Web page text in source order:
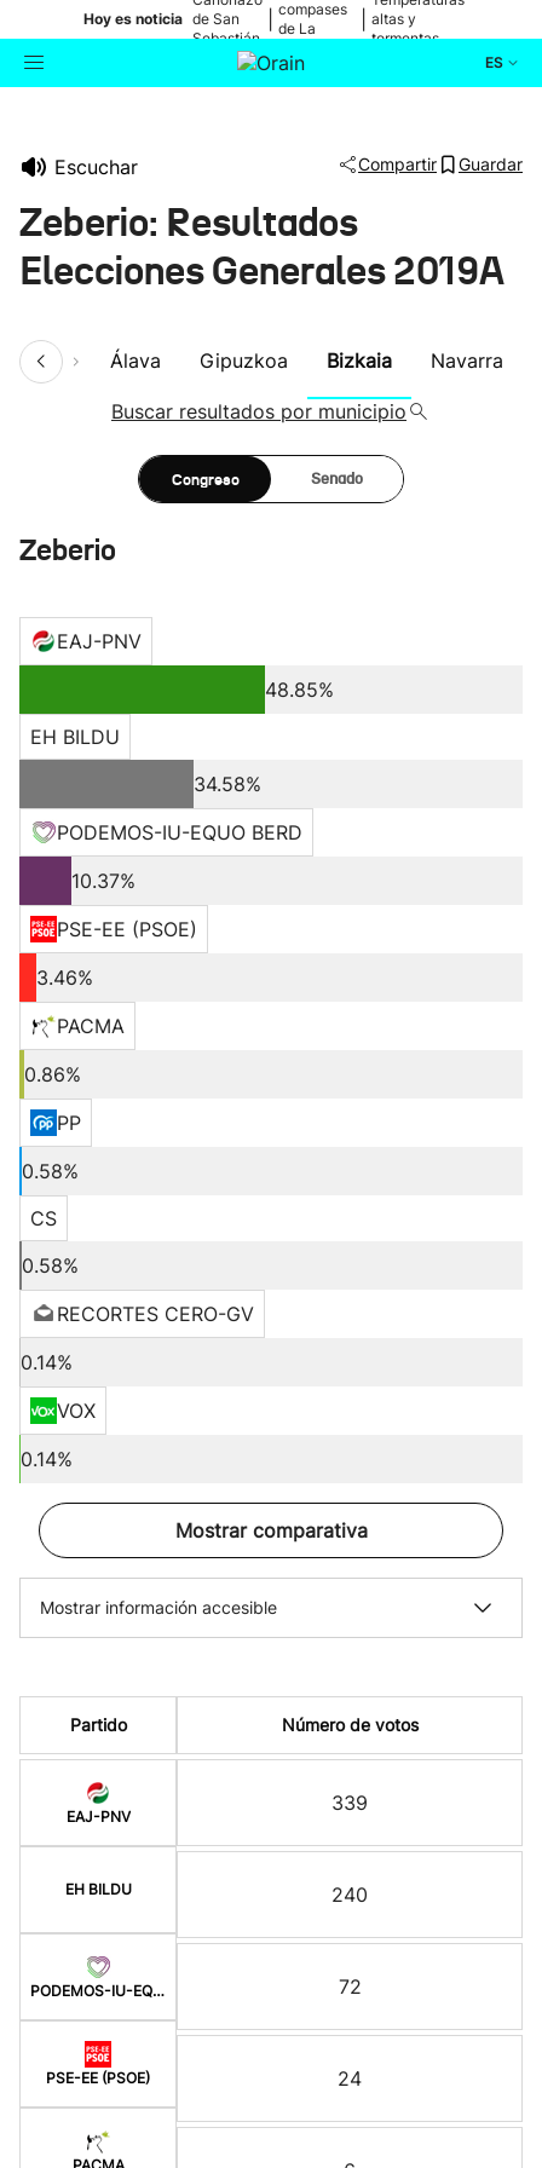
Hoy es noticia de San
Sebastián
compases
de La
altas y
tormentas
ES
Escuchar Compartir Guardar
Zeberio: Resultados
Elecciones Generales 2019A
Álava Gipuzkoa Bizkaia Navarra
Buscar resultados por municipio
Congreso Senado
Zeberio
EAJ-PNV
48.85%
EH BILDU
34.58%
PODEMOS-IU-EQUO BERD
10.37%
PSE-EE (PSOE)
3.46%
PACMA
0.86%
PP
0.58%
CS
0.58%
RECORTES CERO-GV
0.14%
VOX
0.14%
Mostrar comparativa
Mostrar información accesible
Partido
EAJ-PNV
EH BILDU
PODEMOS-IU-EQUO BERD
PSE-EE (PSOE)
PACMA
Número de votos
339
240
72
24